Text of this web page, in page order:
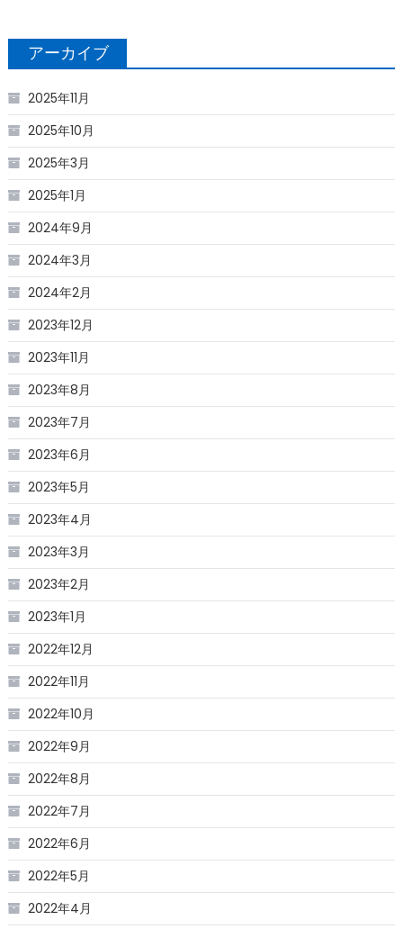
アーカイブ
2025年11月
2025年10月
2025年3月
2025年1月
2024年9月
2024年3月
2024年2月
2023年12月
2023年11月
2023年8月
2023年7月
2023年6月
2023年5月
2023年4月
2023年3月
2023年2月
2023年1月
2022年12月
2022年11月
2022年10月
2022年9月
2022年8月
2022年7月
2022年6月
2022年5月
2022年4月